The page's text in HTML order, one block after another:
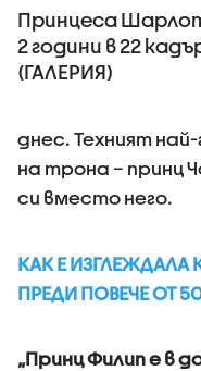
гафовете му
(ВИДЕО+СНИМКИ)
Принцеса
2 години в 22
(ГАЛЕРИЯ)
днес. Техният
на трона – принц
си вместо него.
КАК Е ИЗГЛЕЖДАЛА
ПРЕДИ ПОВЕЧЕ ОТ
„Принц Филип е в